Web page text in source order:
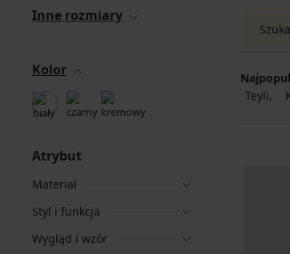
Inne rozmiary
Kolor
Atrybut
Materiał
Styl i funkcja
Wygląd i wzór
Teyli